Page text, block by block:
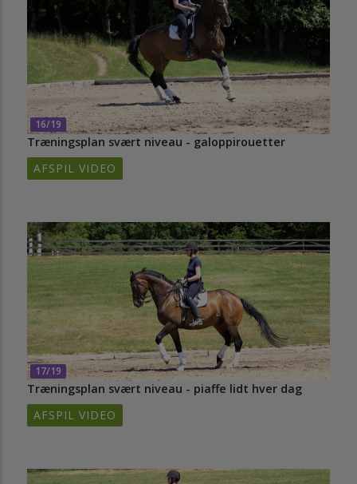
16/19
Træningsplan svært niveau - galoppirouetter
AFSPIL VIDEO
17/19
Træningsplan svært niveau - piaffe lidt hver dag
AFSPIL VIDEO